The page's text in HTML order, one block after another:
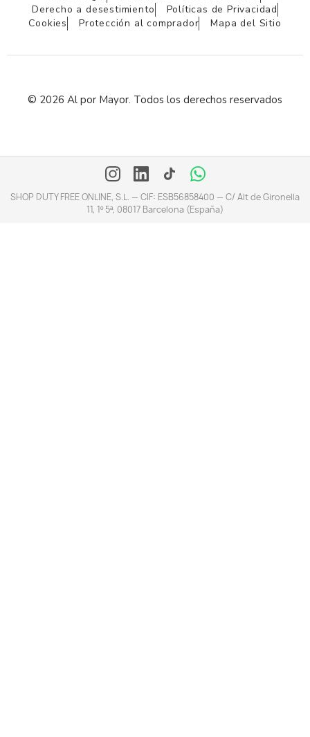
Derecho a desestimiento
Políticas de Privacidad
Cookies
Protección al comprador Mapa del Sitio
© 2026 Al por Mayor. Todos los derechos reservados
SHOP DUTY FREE ONLINE, S.L. — CIF: ESB56858400 — C/ Alt de Gironella
11, 1º 5ª, 08017 Barcelona (España)